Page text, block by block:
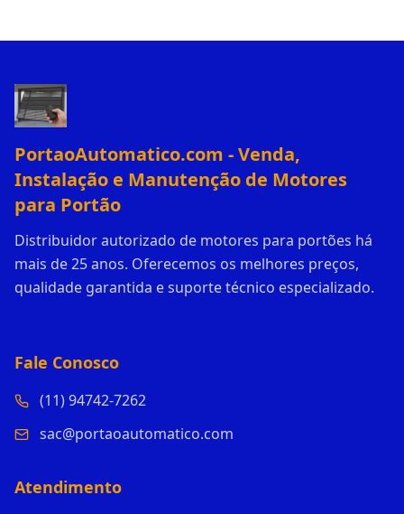
PortaoAutomatico.com - Venda,
Instalação e Manutenção de Motores
para Portão
Distribuidor autorizado de motores para portões há
mais de 25 anos. Oferecemos os melhores preços,
qualidade garantida e suporte técnico especializado.
Fale Conosco
(11) 94742-7262
sac@portaoautomatico.com
Atendimento